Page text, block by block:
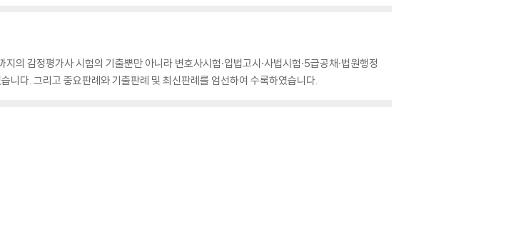
감정평가사 시험의 기출뿐만 아니라 변호사시험·입법고시·사법시험·5급공채·법원행정
니다. 그리고 중요판례와 기출판례 및 최신판례를 엄선하여 수록하였습니다.